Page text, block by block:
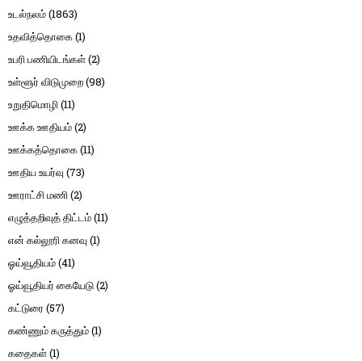
உடல்நலம்(1863)
உதவித்தொகை(1)
உபரி பணியிடங்கள்(2)
உள்ளூர் விடுமுறை(98)
உறுதிமொழி(11)
ஊக்க ஊதியம்(2)
ஊக்கத்தொகை(11)
ஊதிய உயர்வு (73)
ஊராட்சி மணி(2)
எழுத்தறிவுத் திட்டம்(11)
என் கல்லூரி கனவு (1)
ஓய்வூதியம்(41)
ஓய்வூதியர் கையேடு(2)
கட்டுரை (57)
கண்ணும் கருத்தும்(1)
கதைகள்(1)